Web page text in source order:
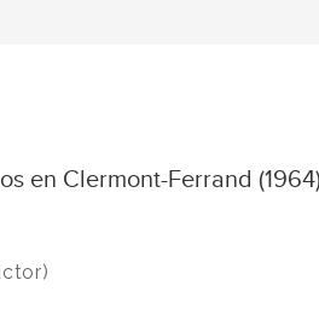
en Clermont-Ferrand